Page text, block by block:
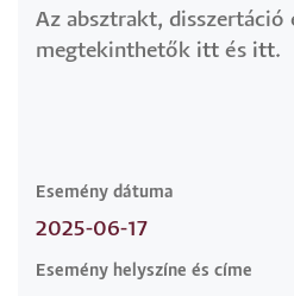
Az absztrakt, disszertáció
megtekinthetők itt és itt.
Esemény dátuma
2025-06-17
Esemény helyszíne és címe